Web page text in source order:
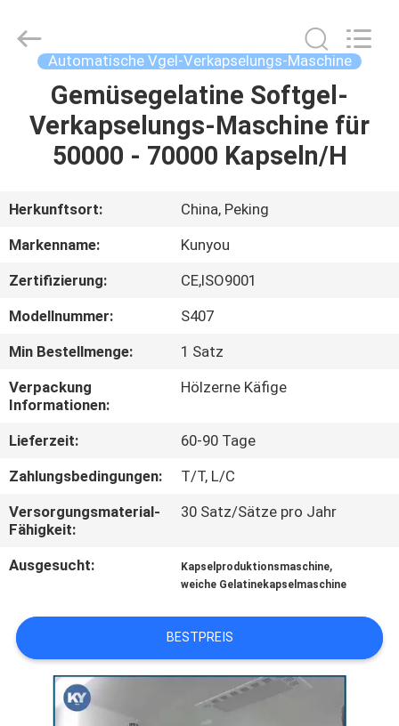
HAUSE
VIDEOS
ÜBER
UNS
WERKSBESICHTIGUNG
QUALITÄTSKONTROLLE
BITTE UM
EIN
ANGEBOT
SITEMAP
Pharmatech
Co.,LTD..
Automatische Vgel-Verkapselungs-Maschine
Gemüsegelatine Softgel-
Verkapselungs-Maschine für
50000 - 70000 Kapseln/H
Herkunftsort:
China, Peking
Markenname:
Kunyou
Zertifizierung:
CE,ISO9001
Modellnummer:
S407
Min Bestellmenge:
1 Satz
Verpackung
Informationen:
Hölzerne Käfige
Lieferzeit:
60-90 Tage
Zahlungsbedingungen:
T/T, L/C
Versorgungsmaterial-
Fähigkeit:
30 Satz/Sätze pro Jahr
Ausgesucht: Kapselproduktionsmaschine,
weiche Gelatinekapselmaschine
BESTPREIS